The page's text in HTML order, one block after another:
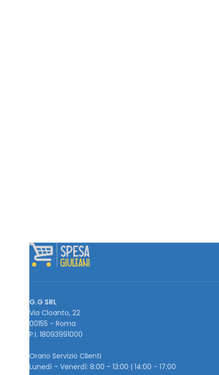
G.G SRL
Via Cloanto, 22
00155 - Roma
P.I. ‭18093991000
Orario Servizio Clienti
Lunedì – Venerdì: 8:00 - 13:00 | 14:00 - 17:00